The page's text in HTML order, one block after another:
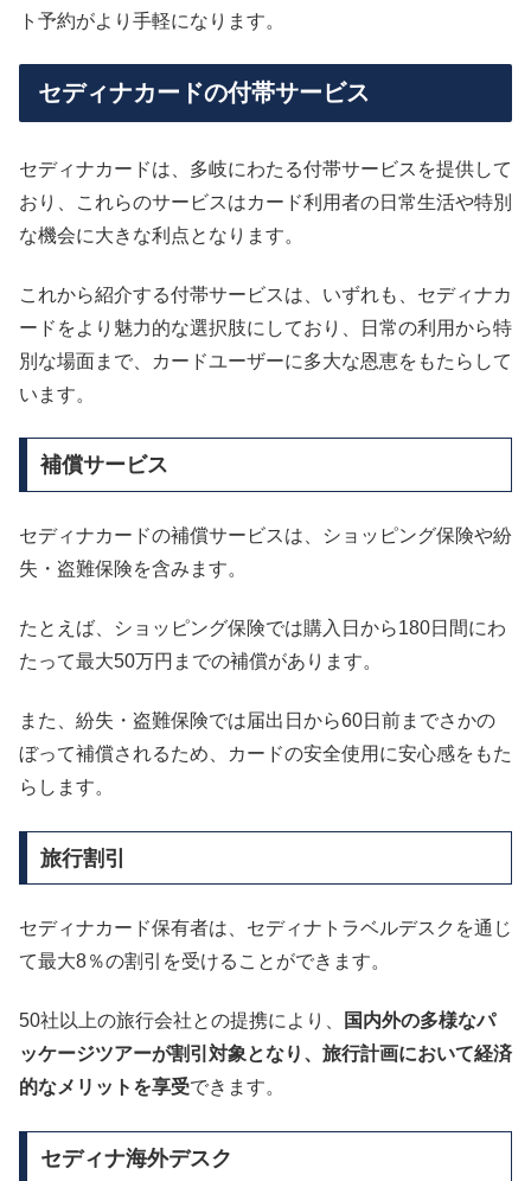
ト予約がより手軽になります。
セディナカードの付帯サービス
セディナカードは、多岐にわたる付帯サービスを提供して
おり、これらのサービスはカード利用者の日常生活や特別
な機会に大きな利点となります。
これから紹介する付帯サービスは、いずれも、セディナカ
ードをより魅力的な選択肢にしており、日常の利用から特
別な場面まで、カードユーザーに多大な恩恵をもたらして
います。
補償サービス
セディナカードの補償サービスは、ショッピング保険や紛
失・盗難保険を含みます。
たとえば、ショッピング保険では購入日から180日間にわ
たって最大50万円までの補償があります。
また、紛失・盗難保険では届出日から60日前までさかの
ぼって補償されるため、カードの安全使用に安心感をもた
らします。
旅行割引
セディナカード保有者は、セディナトラベルデスクを通じ
て最大8％の割引を受けることができます。
50社以上の旅行会社との提携により、
国内外の多様なパ
ッケージツアーが割引対象となり、旅行計画において経済
的なメリットを享受できます。
セディナ海外デスク